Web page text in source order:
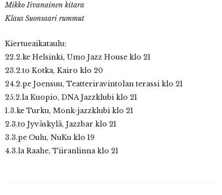
Mikko Iivanainen kitara
Klaus Suonsaari rummut
Kiertueaikataulu:
22.2.ke Helsinki, Umo Jazz House klo 21
23.2.to Kotka, Kairo klo 20
24.2.pe Joensuu, Teatteriravintolan terassi klo 21
25.2.la Kuopio, DNA Jazzklubi klo 21
1.3.ke Turku, Monk-jazzklubi klo 21
2.3.to Jyväskylä, Jazzbar klo 21
3.3.pe Oulu, NuKu klo 19
4.3.la Raahe, Tiiranlinna klo 21